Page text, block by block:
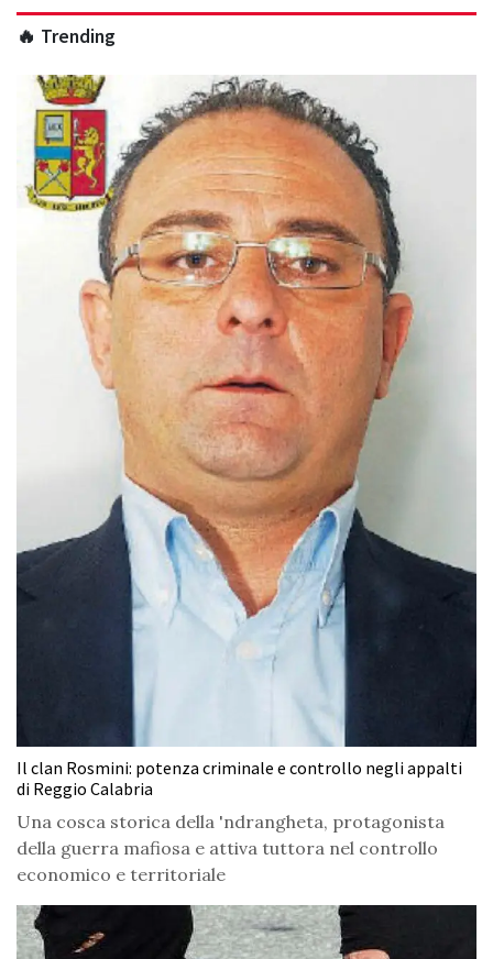
🔥 Trending
Il clan Rosmini: potenza criminale e controllo negli appalti
di Reggio Calabria
Una cosca storica della 'ndrangheta, protagonista
della guerra mafiosa e attiva tuttora nel controllo
economico e territoriale